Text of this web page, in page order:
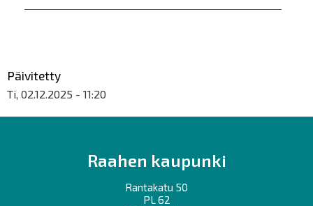
Päivitetty
Ti, 02.12.2025 - 11:20
Raahen kaupunki
Rantakatu 50
PL 62